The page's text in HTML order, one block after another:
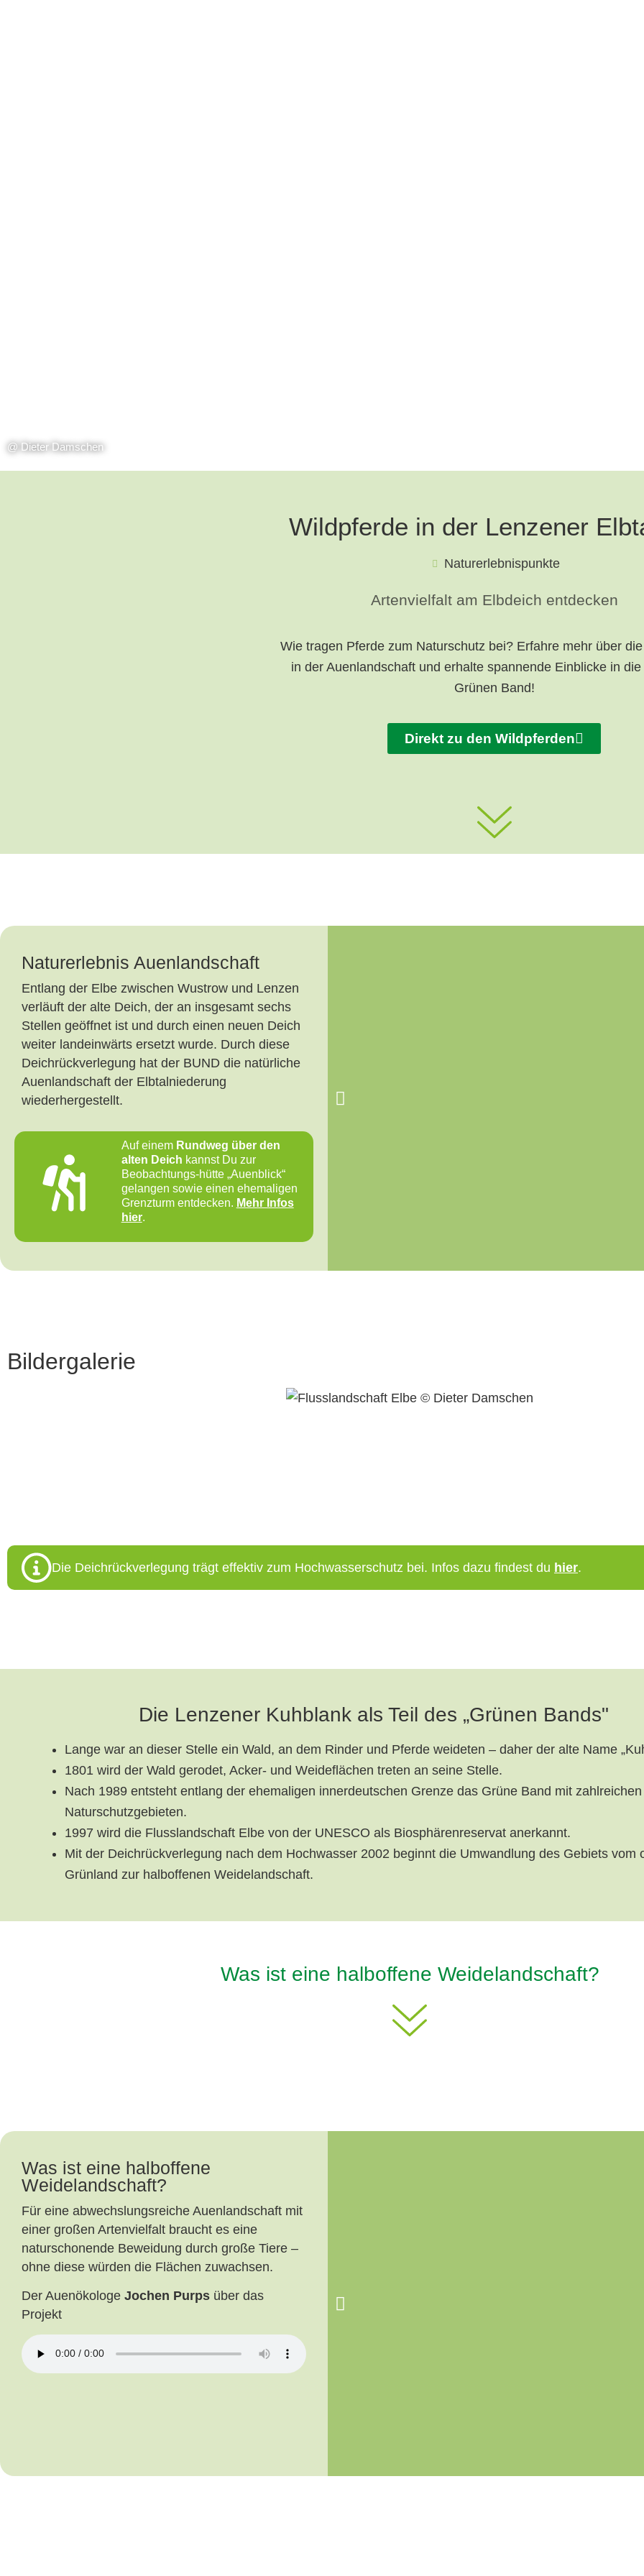
@ Dieter Damschen
Wildpferde in der Lenzener
Naturerlebnispunkte
Artenvielfalt am Elbdeich entdecken
Wie tragen Pferde zum Naturschutz bei? Erfahre mehr über
in der Auenlandschaft und erhalte spannende Einblicke in
Grünen Band!
Direkt zu den Wildpferden
Naturerlebnis Auenlandschaft
Entlang der Elbe zwischen Wustrow und Lenzen
verläuft der alte Deich, der an insgesamt sechs
Stellen geöffnet ist und durch einen neuen Deich
weiter landeinwärts ersetzt wurde. Durch diese
Deichrückverlegung hat der BUND die natürliche
Auenlandschaft der Elbtalniederung
wiederhergestellt.
Auf einem Rundweg über den
alten Deich kannst Du zur
Beobachtungs-hütte „Auenblick“
gelangen sowie einen ehemaligen
Grenzturm entdecken. Mehr Infos
hier.
Bildergalerie
Die Deichrückverlegung trägt effektiv zum Hochwasserschutz bei. Infos dazu findest du hier.
Die Lenzener Kuhblank als Teil des „Grünen Bands"
Lange war an dieser Stelle ein Wald, an dem Rinder und Pferde weideten – daher der alte Name
1801 wird der Wald gerodet, Acker- und Weideflächen treten an seine Stelle.
Nach 1989 entsteht entlang der ehemaligen innerdeutschen Grenze das Grüne Band mit zahlreichen
Naturschutzgebieten.
1997 wird die Flusslandschaft Elbe von der UNESCO als Biosphärenreservat anerkannt.
Mit der Deichrückverlegung nach dem Hochwasser 2002 beginnt die Umwandlung des Gebiets vom
Grünland zur halboffenen Weidelandschaft.
Was ist eine halboffene Weidelandschaft?
Was ist eine halboffene
Weidelandschaft?
Für eine abwechslungsreiche Auenlandschaft mit
einer großen Artenvielfalt braucht es eine
naturschonende Beweidung durch große Tiere –
ohne diese würden die Flächen zuwachsen.
Der Auenökologe Jochen Purps über das
Projekt